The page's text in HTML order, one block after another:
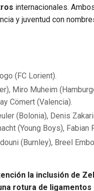
internacionales.
y juventud con
(FC Lorient).
Miro Muheim
Cömert (Valencia).
(Bolonia), Denis
(Young Boys), Fabian
(Burnley), Breel
la inclusión de
rotura de